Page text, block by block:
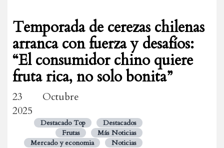
Temporada de cerezas chilenas
arranca con fuerza y desafíos:
“El consumidor chino quiere
fruta rica, no solo bonita”
23 Octubre
2025
Destacado Top
Destacados
Frutas
Más Noticias
Mercado y economia
Noticias